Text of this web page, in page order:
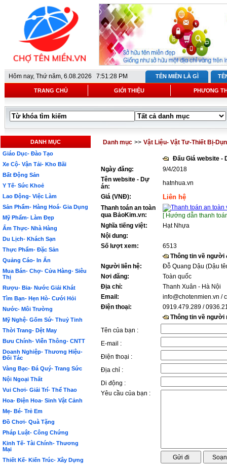
Hôm nay, Thứ năm, 6.08.2026 7:51:28 PM TÊN MIỀN LÀ GÌ
TRANG CHỦ GIỚI THIỆU PHƯƠNG
DANH MỤC
Giáo Dục- Đào Tạo
Xe Cộ- Vận Tải- Kho Bãi
Bất Động Sản
Y Tế- Sức Khoẻ
Lao Động- Việc Làm
Sản Phẩm- Hàng Hoá- Gia Dụng
Mỹ Phẩm- Làm Đẹp
Ẩm Thực- Nhà Hàng
Du Lịch- Khách Sạn
Thực Phẩm- Đặc Sản
Quảng Cáo- In Ấn
Mua Bán- Chợ- Cửa Hàng- Siêu
Thị
Rượu- Bia- Nước Giải Khát
Tìm Bạn- Hẹn Hò- Cưới Hỏi
Nước- Môi Trường
Mỹ Nghệ- Gốm Sứ- Thuỷ Tinh
Thời Trang- Dệt May
Bưu Chính- Viễn Thông- CNTT
Doanh Nghiệp- Thương Hiệu-
Đối Tác
Vàng Bạc- Đá Quý- Trang Sức
Nội Ngoại Thất
Vui Chơi- Giải Trí- Thể Thao
Hoa- Điện Hoa- Sinh Vật Cảnh
Mẹ- Bé- Trẻ Em
Đồ Chơi- Quà Tặng
Pháp Luật- Công Chứng
Kinh Tế- Tài Chính- Thương
Mại
Thiết Kế- Kiến Trúc- Xây Dựng
Danh mục >> Vật Liệu- Vật Tư-Thiết Bị-
Đấu Giá website -
Ngày đăng:
9/4/2018
Tên website - Dự
án:
hatnhua.vn
Giá (VNĐ):
Liên hệ
Thanh toán an toàn
qua BảoKim.vn:
[ Hướng dẫn thanh
Nghĩa tiếng việt:
Hạt Nhựa
Nội dung:
Số lượt xem:
6513
Thông tin về người
Người liên hệ:
Đỗ Quang Dậu (Dậu
Nơi đăng:
Toàn quốc
Địa chỉ:
Thanh Xuân - Hà Nội
Email:
info@chotenmien.vn /
Điện thoại:
0919.479.289 /
Thông tin về người
Tên của bạn :
E-mail :
Điện thoại :
Địa chỉ :
Di động :
Yêu cầu của bạn :